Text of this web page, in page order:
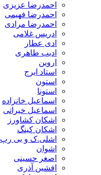
احمدرضا عزیزی
احمدرضا فهیمی
احمدرضا مرادی
ادریس غلامی
ادی عطار
ادیب طاهری
اروین
استاد ایرج
استون
استونا
اسماعیل خانزاده
اسماعیل خیراتی
اشکان کشاورز
اشکان کینگ
اشلی.ک و بی رپ
اشوان
اصغر حسینی
افشین آذری